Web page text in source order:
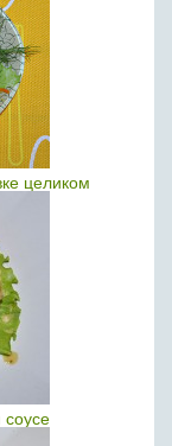
целиком